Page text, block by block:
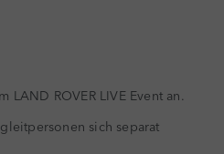
ROVER LIVE Event an.
sich separat